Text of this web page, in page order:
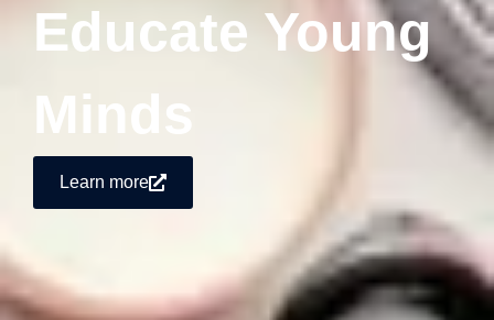
Educate Young
Minds
Learn more